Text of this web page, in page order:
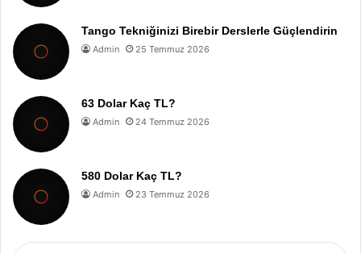
Tango Tekniğinizi Birebir Derslerle Güçlendirin
Admin 25 Temmuz 2026
63 Dolar Kaç TL?
Admin 24 Temmuz 2026
580 Dolar Kaç TL?
Admin 23 Temmuz 2026